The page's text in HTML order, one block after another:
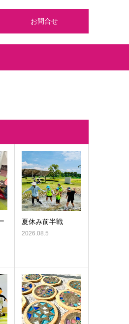
お問合せ
夏休み前半戦
2026.08.5